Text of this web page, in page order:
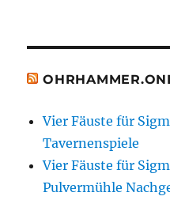
Vier Fäuste für
Tavernenspiele
Vier Fäuste für
Pulvermühle